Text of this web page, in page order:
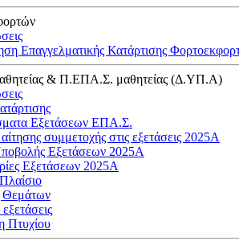
Επαγγελματικής Κατάρτισης
& Π.ΕΠΑ.Σ. μαθητείας (Δ.ΥΠ.Α)
Εξετάσεων ΕΠΑ.Σ.
συμμετοχής στις εξετάσεις 2025Α
Εξετάσεων 2025A
Εξετάσεων 2025Α
Θεμάτων
Πτυχίου